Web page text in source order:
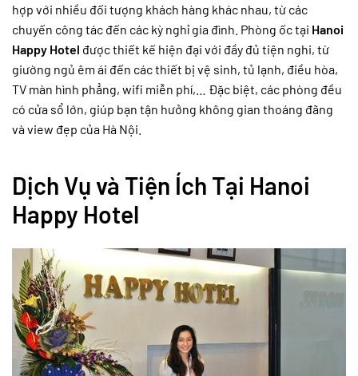
hợp với nhiều đối tượng khách hàng khác nhau, từ các
chuyến công tác đến các kỳ nghỉ gia đình. Phòng ốc tại Hanoi
Happy Hotel được thiết kế hiện đại với đầy đủ tiện nghi, từ
giường ngủ êm ái đến các thiết bị vệ sinh, tủ lạnh, điều hòa,
TV màn hình phẳng, wifi miễn phí,… Đặc biệt, các phòng đều
có cửa sổ lớn, giúp bạn tận hưởng không gian thoáng đãng
và view đẹp của Hà Nội.
Dịch Vụ và Tiện Ích Tại Hanoi
Happy Hotel